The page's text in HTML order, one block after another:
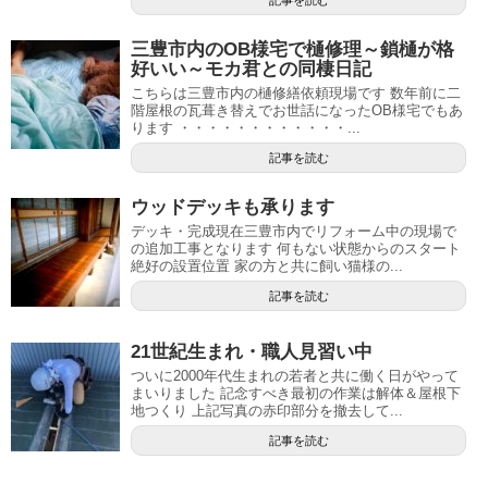
三豊市内のOB様宅で樋修理～鎖樋が格
好いい～モカ君との同棲日記
こちらは三豊市内の樋修繕依頼現場です 数年前に二
階屋根の瓦葺き替えでお世話になったOB様宅でもあ
ります ・・・・・・・・・・・・...
記事を読む
ウッドデッキも承ります
デッキ・完成現在三豊市内でリフォーム中の現場で
の追加工事となります 何もない状態からのスタート
絶好の設置位置 家の方と共に飼い猫様の...
記事を読む
21世紀生まれ・職人見習い中
ついに2000年代生まれの若者と共に働く日がやって
まいりました 記念すべき最初の作業は解体＆屋根下
地つくり 上記写真の赤印部分を撤去して...
記事を読む